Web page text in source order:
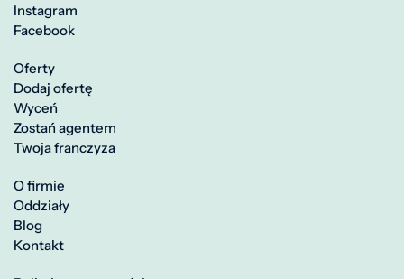
Instagram
Facebook
Oferty
Dodaj ofertę
Wyceń
Zostań agentem
Twoja franczyza
O firmie
Oddziały
Blog
Kontakt